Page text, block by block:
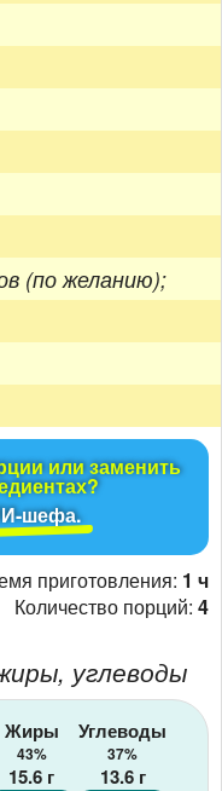
(по желанию);
или заменить
шефа.
приготовления: 1 ч
Количество порций: 4
углеводы
Жиры
43%
15.6 г
Углеводы
37%
13.6г